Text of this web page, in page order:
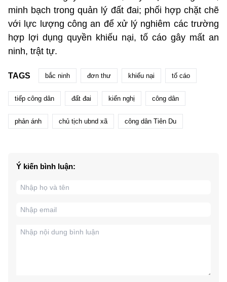
minh bạch trong quản lý đất đai; phối hợp chặt chẽ
với lực lượng công an để xử lý nghiêm các trường
hợp lợi dụng quyền khiếu nại, tố cáo gây mất an
ninh, trật tự.
TAGS bắc ninh đơn thư khiếu nại tố cáo
tiếp công dân đất đai kiến nghị công dân
phản ánh chủ tịch ubnd xã công dân Tiên Du
Ý kiến bình luận: